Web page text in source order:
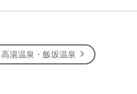
湯温泉・飯坂温泉